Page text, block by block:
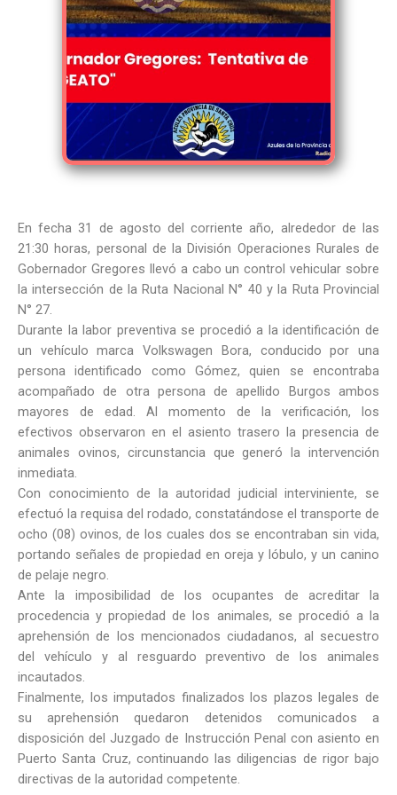
En fecha 31 de agosto del corriente año, alrededor de las
21:30 horas, personal de la División Operaciones Rurales de
Gobernador Gregores llevó a cabo un control vehicular sobre
la intersección de la Ruta Nacional N° 40 y la Ruta Provincial
N° 27.
Durante la labor preventiva se procedió a la identificación de
un vehículo marca Volkswagen Bora, conducido por una
persona identificado como Gómez, quien se encontraba
acompañado de otra persona de apellido Burgos ambos
mayores de edad. Al momento de la verificación, los
efectivos observaron en el asiento trasero la presencia de
animales ovinos, circunstancia que generó la intervención
inmediata.
Con conocimiento de la autoridad judicial interviniente, se
efectuó la requisa del rodado, constatándose el transporte de
ocho (08) ovinos, de los cuales dos se encontraban sin vida,
portando señales de propiedad en oreja y lóbulo, y un canino
de pelaje negro.
Ante la imposibilidad de los ocupantes de acreditar la
procedencia y propiedad de los animales, se procedió a la
aprehensión de los mencionados ciudadanos, al secuestro
del vehículo y al resguardo preventivo de los animales
incautados.
Finalmente, los imputados finalizados los plazos legales de
su aprehensión quedaron detenidos comunicados a
disposición del Juzgado de Instrucción Penal con asiento en
Puerto Santa Cruz, continuando las diligencias de rigor bajo
directivas de la autoridad competente.